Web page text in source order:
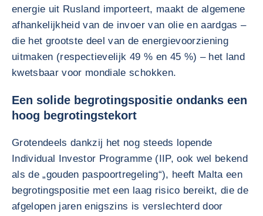
energie uit Rusland importeert, maakt de algemene
afhankelijkheid van de invoer van olie en aardgas –
die het grootste deel van de energievoorziening
uitmaken (respectievelijk 49 % en 45 %) – het land
kwetsbaar voor mondiale schokken.
Een solide begrotingspositie ondanks een
hoog begrotingstekort
Grotendeels dankzij het nog steeds lopende
Individual Investor Programme (IIP, ook wel bekend
als de „gouden paspoortregeling“), heeft Malta een
begrotingspositie met een laag risico bereikt, die de
afgelopen jaren enigszins is verslechterd door